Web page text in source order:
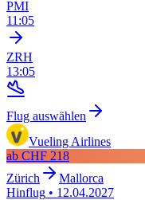
PMI
11:05
ZRH
13:05
Flug auswählen
Vueling Airlines
ab CHF 218
Zürich
Mallorca
Hinflug • 12.04.2027